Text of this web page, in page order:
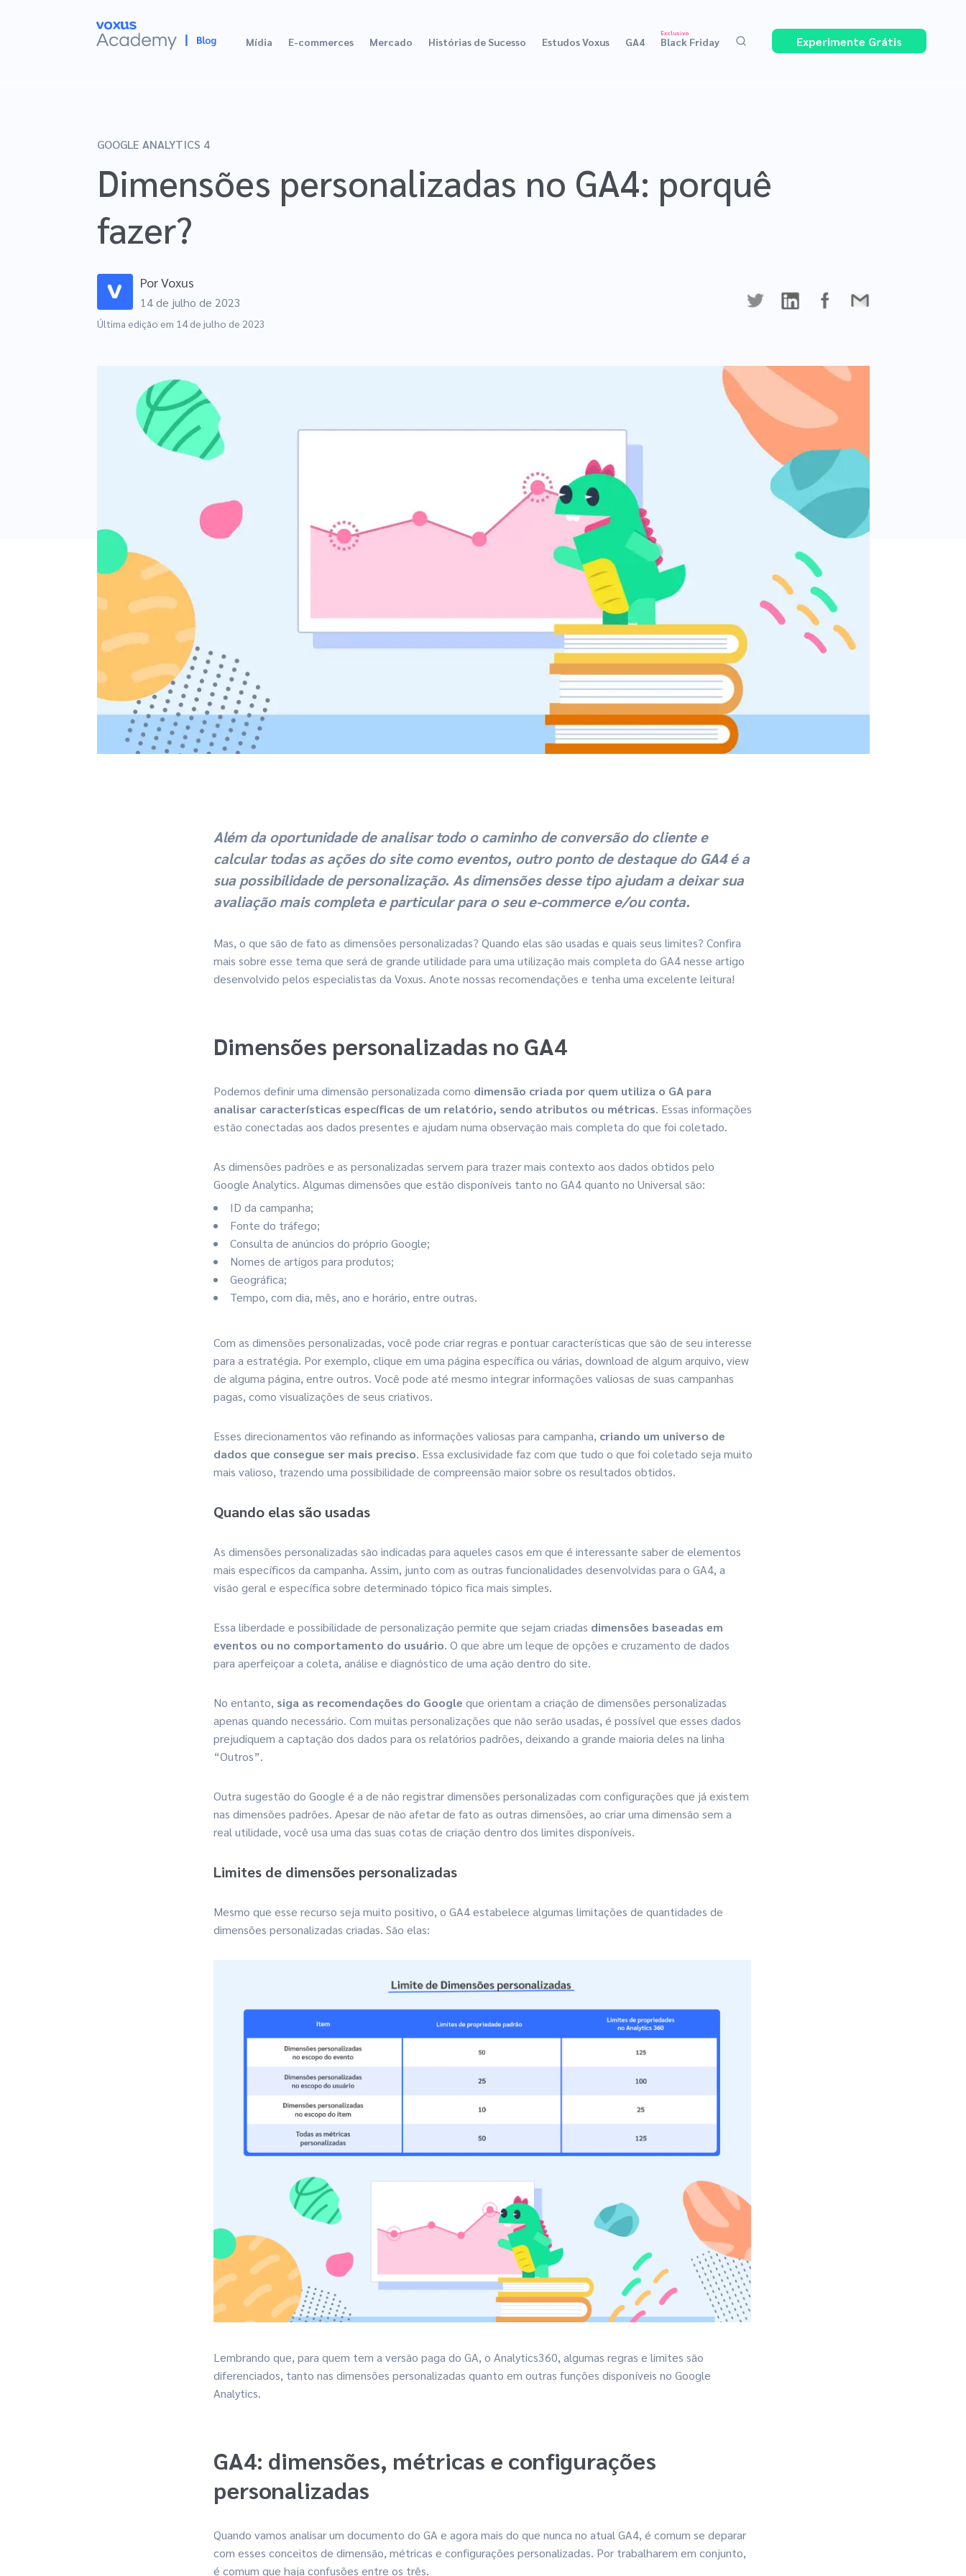
Mídia E-commerces Mercado Histórias de Sucesso Estudos Voxus GA4
Exclusivo
Black Friday Experimente Grátis
GOOGLE ANALYTICS 4
Dimensões personalizadas no GA4: porquê
fazer?
PorVoxus
14 de julho de 2023
Última edição em 14 de julho de 2023
Além da oportunidade de analisar todo o caminho de conversão do cliente e
calcular todas as ações do site como eventos, outroponto de destaque do GA4 é a
sua possibilidade de personalização. As dimensões desse tipo ajudam a deixar sua
avaliação mais completa e particular para o seu e-commerce e/ou conta.
Mas, o que são de fato as dimensões personalizadas? Quando elas são usadas e quais seus limites? Confira
mais sobre esse tema que será de grande utilidade para uma utilização mais completa do GA4 nesse artigo
desenvolvido pelos especialistas da Voxus. Anote nossas recomendações e tenha uma excelente leitura!
Dimensões personalizadas no GA4
Podemos definir uma dimensão personalizada como dimensão criada por quem utiliza o GA para
analisar características específicas de um relatório, sendo atributos ou métricas. Essas informações
estão conectadas aos dados presentes e ajudam numa observação mais completa do que foi coletado.
As dimensões padrões e as personalizadas servem para trazer mais contexto aos dados obtidos pelo
Google Analytics. Algumas dimensões que estão disponíveis tanto no GA4 quanto no Universal são:
ID da campanha;
Fonte do tráfego;
Consulta de anúncios do próprio Google;
Nomes de artigos para produtos;
Geográfica;
Tempo, com dia, mês, ano e horário, entre outras.
Com as dimensões personalizadas, você pode criar regras e pontuar características que são de seu interesse
para a estratégia. Por exemplo, clique em uma página específica ou várias, download de algum arquivo, view
de alguma página, entre outros. Você pode até mesmo integrar informações valiosas de suas campanhas
pagas, como visualizações de seus criativos.
Esses direcionamentos vão refinando as informações valiosas para campanha, criando um universo de
dados que consegue ser mais preciso. Essa exclusividade faz com que tudo o que foi coletado seja muito
mais valioso, trazendo uma possibilidade de compreensão maior sobre os resultados obtidos.
Quando elas são usadas
As dimensões personalizadas são indicadas para aqueles casos em que é interessante saber de elementos
mais específicos da campanha. Assim, junto com as outras funcionalidades desenvolvidas para o GA4, a
visão geral e específica sobre determinado tópico fica mais simples.
Essa liberdade e possibilidade de personalização permite que sejam criadas dimensões baseadas em
eventos ou no comportamento do usuário. O que abre um leque de opções e cruzamento de dados
para aperfeiçoar a coleta, análise e diagnóstico de uma ação dentro do site.
No entanto, siga as recomendações do Google que orientam a criação de dimensões personalizadas
apenas quando necessário. Com muitas personalizações que não serão usadas, é possível que esses dados
prejudiquem a captação dos dados para os relatórios padrões, deixando a grande maioria deles na linha
“Outros”.
Outra sugestão do Google é a de não registrar dimensões personalizadas com configurações que já existem
nas dimensões padrões. Apesar de não afetar de fato as outras dimensões, ao criar uma dimensão sem a
real utilidade, você usa uma das suas cotas de criação dentro dos limites disponíveis.
Limites de dimensões personalizadas
Mesmo que esse recurso seja muito positivo, o GA4 estabelece algumas limitações de quantidades de
dimensões personalizadas criadas. São elas:
Lembrando que, para quem tem a versão paga do GA, o Analytics360, algumas regras e limites são
diferenciados, tanto nas dimensões personalizadas quanto em outras funções disponíveis no Google
Analytics.
GA4: dimensões, métricas e configurações
personalizadas
Quando vamos analisar um documento do GA e agora mais do que nunca no atual GA4, é comum se deparar
com esses conceitos de dimensão, métricas e configurações personalizadas. Por trabalharem em conjunto,
é comum que haja confusões entre os três.